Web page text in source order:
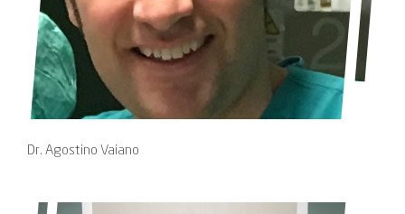
Dr. Agostino Vaiano